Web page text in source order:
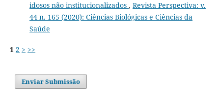
idosos não institucionalizados , Revista Perspectiva: v.
44 n. 165 (2020): Ciências Biológicas e Ciências da
Saúde
1 2 > >>
Enviar Submissão